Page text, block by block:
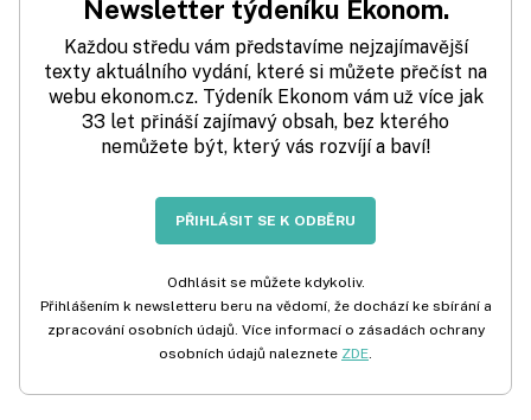
Newsletter týdeníku Ekonom.
Každou středu vám představíme nejzajímavější
texty aktuálního vydání, které si můžete přečíst na
webu ekonom.cz. Týdeník Ekonom vám už více jak
33 let přináší zajímavý obsah, bez kterého
nemůžete být, který vás rozvíjí a baví!
PŘIHLÁSIT SE K ODBĚRU
Odhlásit se můžete kdykoliv.
Přihlášením k newsletteru beru na vědomí, že dochází ke sbírání a
zpracování osobních údajů. Více informací o zásadách ochrany
osobních údajů naleznete ZDE.